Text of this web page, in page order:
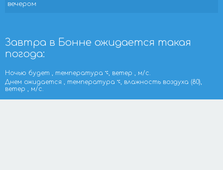
вечером
Завтра в Бонне ожидается такая
погода:
Ночью будет , температура
, ветер , м/с.
Днем ожидается , температура
, влажность воздуха (80),
ветер , м/с.